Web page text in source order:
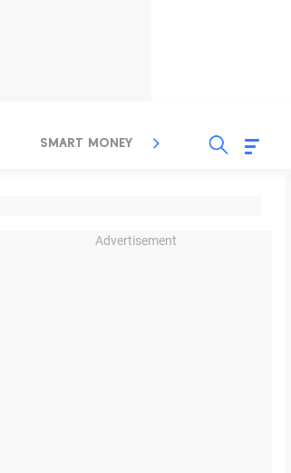
SMART MONEY INSPIRASI BISNIS
Advertisement